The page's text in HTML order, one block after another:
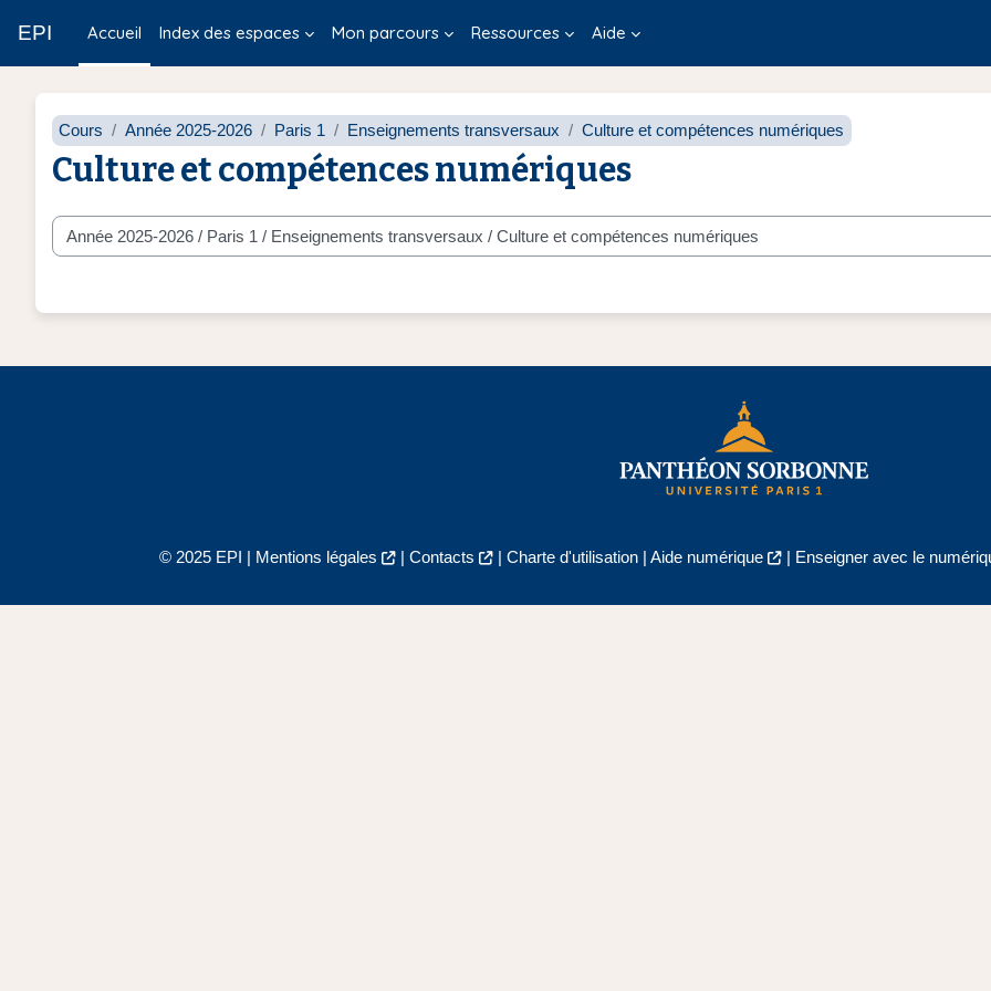
EPI Accueil Index des espaces Mon parcours Ressources Aide
Cours Année 2025-2026 Paris 1 Enseignements transversaux Culture et compétences numériques
Culture et compétences numériques
Catégories de cours
© 2025 EPI | Mentions légales | Contacts | Charte d'utilisation| Aide numérique | Enseigner avec le